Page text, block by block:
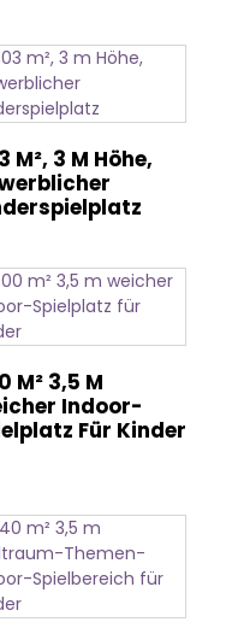
M², 3 M Höhe,
M² 3,5 M
Indoor-
Für Kinder